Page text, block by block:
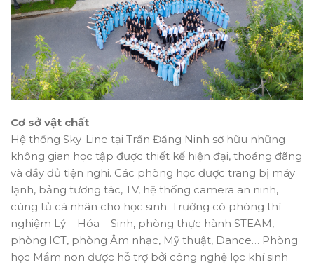
Cơ sở vật chất
Hệ thống Sky-Line tại Trần Đăng Ninh sở hữu những
không gian học tập được thiết kế hiện đại, thoáng đãng
và đầy đủ tiện nghi. Các phòng học được trang bị máy
lạnh, bảng tương tác, TV, hệ thống camera an ninh,
cùng tủ cá nhân cho học sinh. Trường có phòng thí
nghiệm Lý – Hóa – Sinh, phòng thực hành STEAM,
phòng ICT, phòng Âm nhạc, Mỹ thuật, Dance… Phòng
học Mầm non được hỗ trợ bởi công nghệ lọc khí sinh